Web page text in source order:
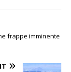
frappe imminente